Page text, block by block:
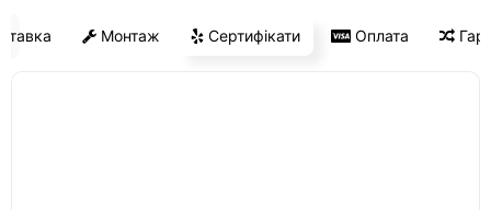
Монтаж Сертифікати Оплата